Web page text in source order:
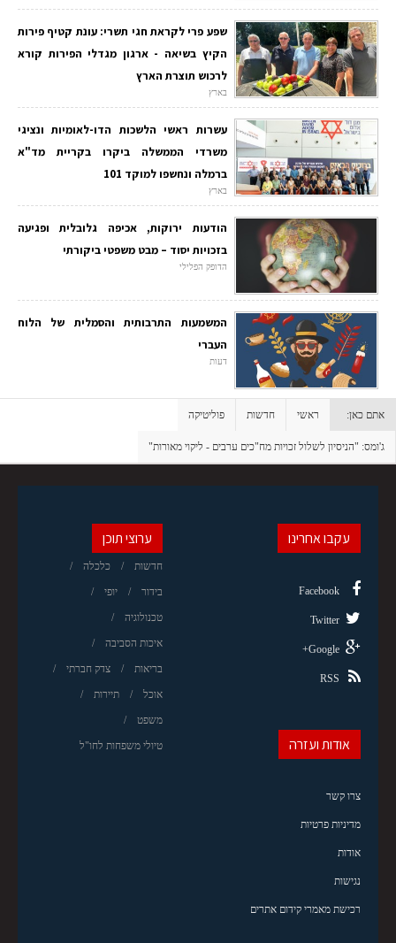
שפע פרי לקראת חגי תשרי: עונת קטיף פירות
הקיץ בשיאה - ארגון מגדלי הפירות קורא
לרכוש תוצרת הארץ
בארץ
עשרות ראשי הלשכות הדו-לאומיות ונציגי
משרדי הממשלה ביקרו בקריית מד"א
ברמלה ונחשפו למוקד 101
בארץ
הודעות ירוקות, אכיפה גלובלית ופגיעה
בזכויות יסוד – מבט משפטי ביקורתי
הדופק הפלילי
המשמעות התרבותית והסמלית של הלוח
העברי
דעות
אתם כאן: ראשי חדשות פוליטיקה
ג'ומס: "הניסיון לשלול זכויות מח"כים ערבים - ליקוי מאורות"
ערוצי תוכן
חדשות כלכלה
בידור יופי
טכנולוגיה
איכות הסביבה
בריאות צדק חברתי
אוכל תיירות
משפט
טיולי משפחות לחו"ל
עקבו אחרינו
Facebook
Twitter
Google+
RSS
אודות ועזרה
צרו קשר
מדיניות פרטיות
אודות
נגישות
רכישת מאמרי קידום אתרים